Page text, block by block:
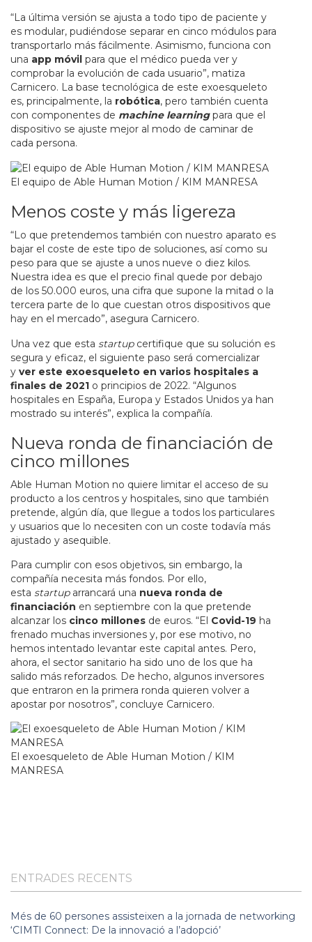
“La última versión se ajusta a todo tipo de paciente y
es modular, pudiéndose separar en cinco módulos para
transportarlo más fácilmente. Asimismo, funciona con
una app móvil para que el médico pueda ver y
comprobar la evolución de cada usuario”, matiza
Carnicero. La base tecnológica de este exoesqueleto
es, principalmente, la robótica, pero también cuenta
con componentes de machine learningpara que el
dispositivo se ajuste mejor al modo de caminar de
cada persona.
El equipo de Able Human Motion / KIM MANRESA
Menos coste y más ligereza
“Lo que pretendemos también con nuestro aparato es
bajar el coste de este tipo de soluciones, así como su
peso para que se ajuste a unos nueve o diez kilos.
Nuestra idea es que el precio final quede por debajo
de los 50.000 euros, una cifra que supone la mitad o la
tercera parte de lo que cuestan otros dispositivos que
hay en el mercado”, asegura Carnicero.
Una vez que esta startup certifique que su solución es
segura y eficaz, el siguiente paso será comercializar
y ver este exoesqueleto en varios hospitales a
finales de 2021 o principios de 2022. “Algunos
hospitales en España, Europa y Estados Unidos ya han
mostrado su interés”, explica la compañía.
Nueva ronda de financiación de
cinco millones
Able Human Motion no quiere limitar el acceso de su
producto a los centros y hospitales, sino que también
pretende, algún día, que llegue a todos los particulares
y usuarios que lo necesiten con un coste todavía más
ajustado y asequible.
Para cumplir con esos objetivos, sin embargo, la
compañía necesita más fondos. Por ello,
esta startuparrancará una nueva ronda de
financiación en septiembre con la que pretende
alcanzar los cinco millones de euros. “El Covid-19 ha
frenado muchas inversiones y, por ese motivo, no
hemos intentado levantar este capital antes. Pero,
ahora, el sector sanitario ha sido uno de los que ha
salido más reforzados. De hecho, algunos inversores
que entraron en la primera ronda quieren volver a
apostar por nosotros”, concluye Carnicero.
El exoesqueleto de Able Human Motion / KIM
MANRESA
ENTRADES RECENTS
Més de 60 persones assisteixen a la jornada de networking
‘CIMTI Connect: De la innovació a l’adopció’